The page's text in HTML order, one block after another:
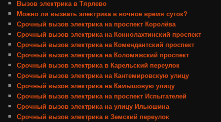
Вызов электрика в Тярлево
Можно ли вызвать электрика в ночное время суток?
Срочный вызов электрика на проспект Королёва
Срочный вызов электрика на Коннолахтинский проспект
Срочный вызов электрика на Комендантский проспект
Срочный вызов электрика на Коломяжский проспект
Срочный вызов электрика в Карельский переулок
Срочный вызов электрика на Кантемировскую улицу
Срочный вызов электрика на Камышовую улицу
Срочный вызов электрика на проспект Испытателей
Срочный вызов электрика на улицу Ильюшина
Срочный вызов электрика в Земский переулок